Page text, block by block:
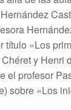
título «Los
y Henri
el profesor
sobre «Los